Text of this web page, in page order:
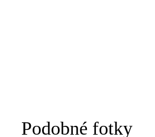
Podobné fotky